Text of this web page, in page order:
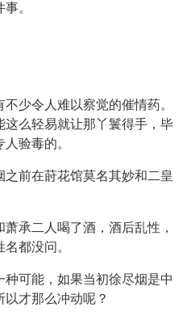
。
少令人难以察觉的催情药。
么轻易就让那丫鬟得手，毕
验毒的。
前在莳花馆莫名其妙和二皇
承二人喝了酒，酒后乱性，
都没问。
可能，如果当初徐尽烟是中
才那么冲动呢？